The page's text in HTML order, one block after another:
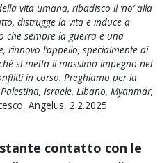
vita umana, ribadisco il ‘no’ alla
distrugge la vita e induce a
che sempre la guerra è una
rinnovo l’appello, specialmente ai
si metta il massimo impegno nei
in corso. Preghiamo per la
Israele, Libano, Myanmar,
Angelus, 2.2.2025
contatto con le